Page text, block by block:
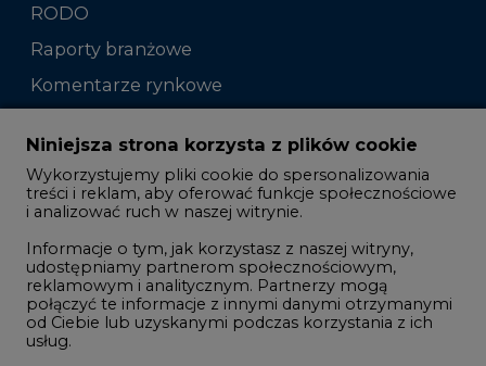
RODO
Raporty branżowe
Komentarze rynkowe
Zmiany kadrowe na rynku
Studio CIRE
Rozmowy o energetyce
Gospodarka
Geopolityka
LTE450
Niniejsza strona korzysta z plików cookie
Wykorzystujemy pliki cookie do spersonalizowania
treści i reklam, aby oferować funkcje społecznościowe
i analizować ruch w naszej witrynie.
Informacje o tym, jak korzystasz z naszej witryny,
udostępniamy partnerom społecznościowym,
reklamowym i analitycznym. Partnerzy mogą
połączyć te informacje z innymi danymi otrzymanymi
od Ciebie lub uzyskanymi podczas korzystania z ich
usług.